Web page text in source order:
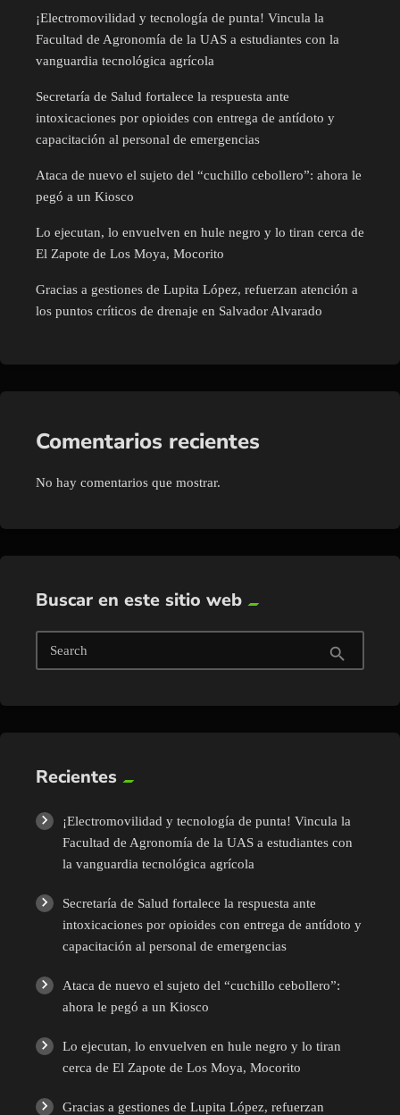
¡Electromovilidad y tecnología de punta! Vincula la
Facultad de Agronomía de la UAS a estudiantes con la
vanguardia tecnológica agrícola
Secretaría de Salud fortalece la respuesta ante
intoxicaciones por opioides con entrega de antídoto y
capacitación al personal de emergencias
Ataca de nuevo el sujeto del “cuchillo cebollero”: ahora le
pegó a un Kiosco
Lo ejecutan, lo envuelven en hule negro y lo tiran cerca de
El Zapote de Los Moya, Mocorito
Gracias a gestiones de Lupita López, refuerzan atención a
los puntos críticos de drenaje en Salvador Alvarado
Comentarios recientes
No hay comentarios que mostrar.
Buscar en este sitio web
Search search
Recientes
¡Electromovilidad y tecnología de punta! Vincula la
Facultad de Agronomía de la UAS a estudiantes con
la vanguardia tecnológica agrícola
Secretaría de Salud fortalece la respuesta ante
intoxicaciones por opioides con entrega de antídoto y
capacitación al personal de emergencias
Ataca de nuevo el sujeto del “cuchillo cebollero”:
ahora le pegó a un Kiosco
Lo ejecutan, lo envuelven en hule negro y lo tiran
cerca de El Zapote de Los Moya, Mocorito
Gracias a gestiones de Lupita López, refuerzan